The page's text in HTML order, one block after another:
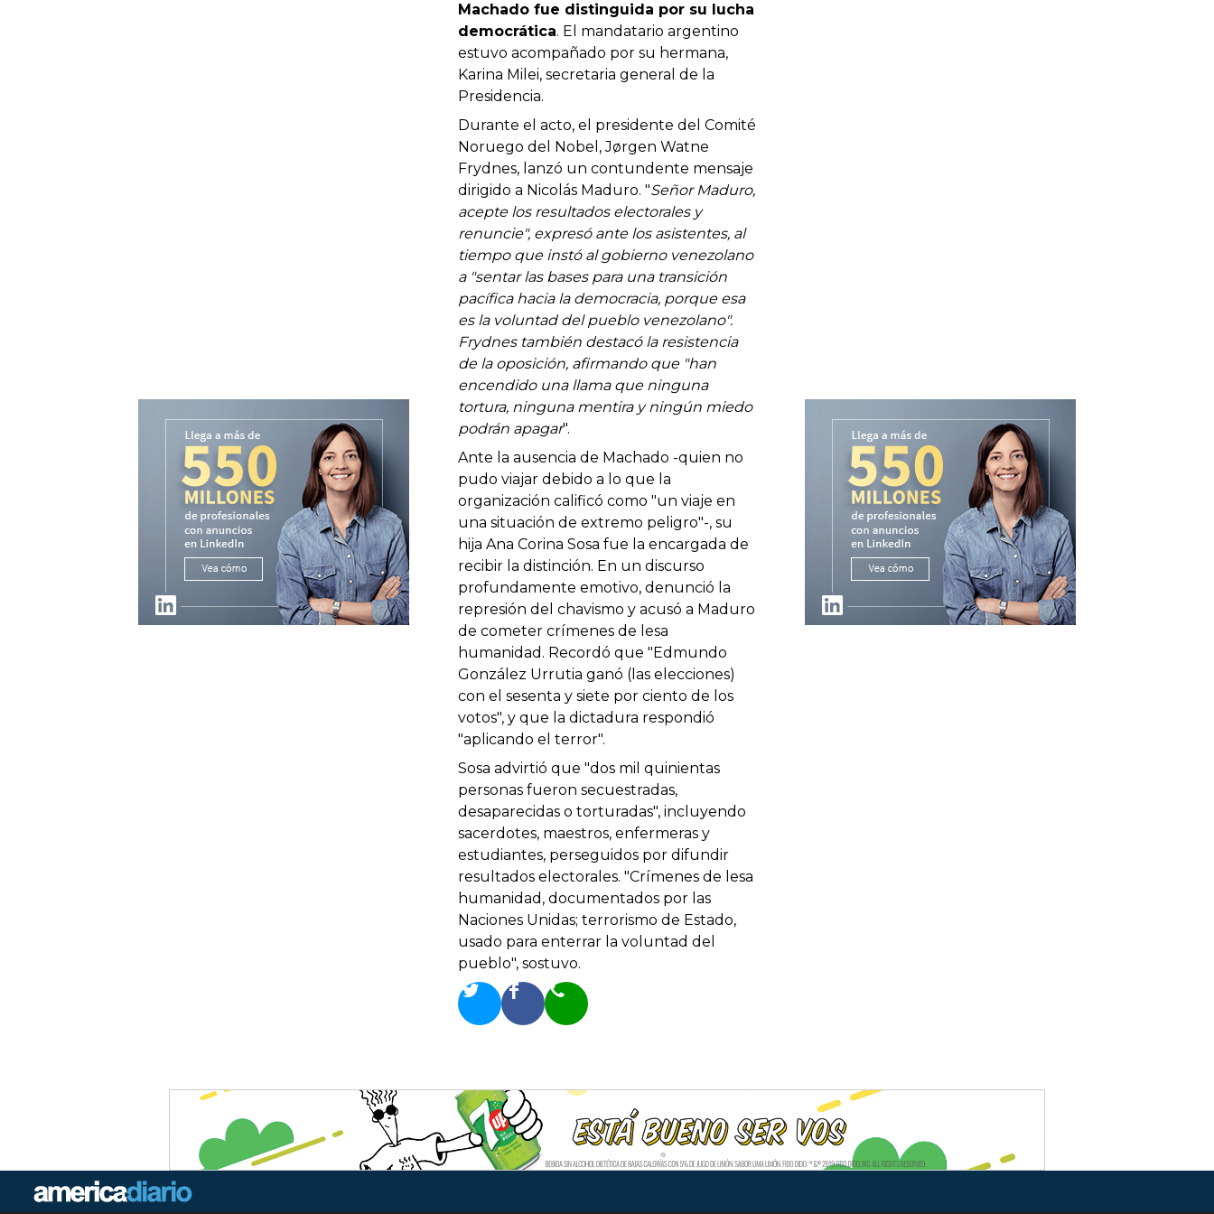
Machado fue distinguida por su lucha
democrática. El mandatario argentino
estuvo acompañado por su hermana,
Karina Milei, secretaria general de la
Presidencia.
Durante el acto, el presidente del Comité
Noruego del Nobel, Jørgen Watne
Frydnes, lanzó un contundente mensaje
dirigido a Nicolás Maduro. "Señor Maduro,
acepte los resultados electorales y
renuncie", expresó ante los asistentes, al
tiempo que instó al gobierno venezolano
a "sentar las bases para una transición
pacífica hacia la democracia, porque esa
es la voluntad del pueblo venezolano".
Frydnes también destacó la resistencia
de la oposición, afirmando que "han
encendido una llama que ninguna
tortura, ninguna mentira y ningún miedo
podrán apagar".
Ante la ausencia de Machado -quien no
pudo viajar debido a lo que la
organización calificó como "un viaje en
una situación de extremo peligro"-, su
hija Ana Corina Sosa fue la encargada de
recibir la distinción. En un discurso
profundamente emotivo, denunció la
represión del chavismo y acusó a Maduro
de cometer crímenes de lesa
humanidad. Recordó que "Edmundo
González Urrutia ganó (las elecciones)
con el sesenta y siete por ciento de los
votos", y que la dictadura respondió
"aplicando el terror".
Sosa advirtió que "dos mil quinientas
personas fueron secuestradas,
desaparecidas o torturadas", incluyendo
sacerdotes, maestros, enfermeras y
estudiantes, perseguidos por difundir
resultados electorales. "Crímenes de lesa
humanidad, documentados por las
Naciones Unidas; terrorismo de Estado,
usado para enterrar la voluntad del
pueblo", sostuvo.